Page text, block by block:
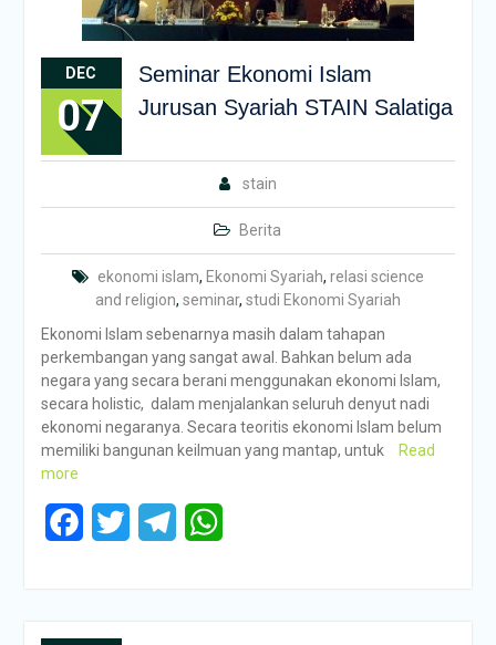
DEC
07
Seminar Ekonomi Islam
Jurusan Syariah STAIN Salatiga
stain
Berita
ekonomi islam, Ekonomi Syariah, relasi science
and religion, seminar, studi Ekonomi Syariah
Ekonomi Islam sebenarnya masih dalam tahapan
perkembangan yang sangat awal. Bahkan belum ada
negara yang secara berani menggunakan ekonomi Islam,
secara holistic, dalam menjalankan seluruh denyut nadi
ekonomi negaranya. Secara teoritis ekonomi Islam belum
memiliki bangunan keilmuan yang mantap, untuk
Read
more
Facebook
Twitter Telegram